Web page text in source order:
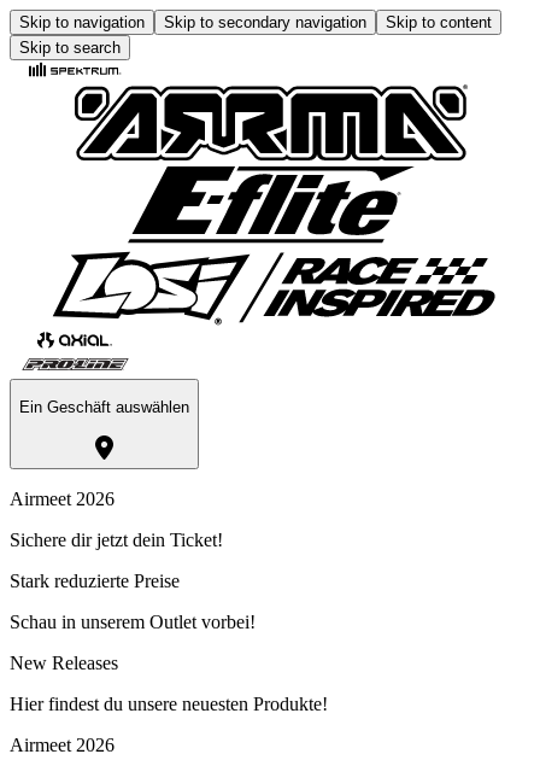
Skip to navigation Skip to secondary navigation
Skip to content
Skip to search
Ein Geschäft auswählen
Airmeet 2026
Sichere dir jetzt dein Ticket!
Stark reduzierte Preise
Schau in unserem Outlet vorbei!
New Releases
Hier findest du unsere neuesten Produkte!
Airmeet 2026